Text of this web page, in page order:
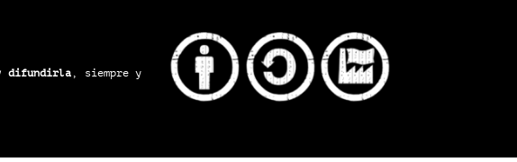
difundirla, siempre y